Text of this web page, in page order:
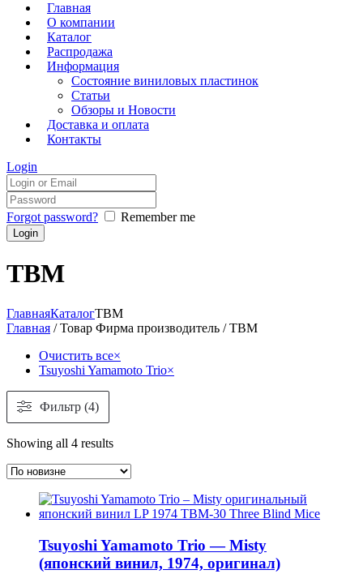
Главная
О компании
Каталог
Распродажа
Информация
Состояние виниловых пластинок
Статьи
Обзоры и Новости
Доставка и оплата
Контакты
Login
Forgot password? Remember me
TBM
ГлавнаяКаталогTBM
Главная / Товар Фирма производитель / TBM
Очистить все×
Tsuyoshi Yamamoto Trio×
Фильтр (4)
Showing all 4 results
Tsuyoshi Yamamoto Trio — Misty
(японский винил, 1974, оригинал)